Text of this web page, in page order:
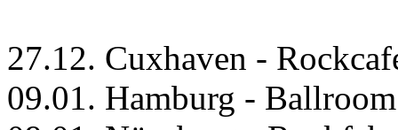
27.12. Cuxhaven -
09.01. Hamburg - Ballroom